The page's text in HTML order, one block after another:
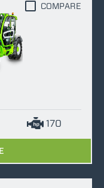
170
COMPARE